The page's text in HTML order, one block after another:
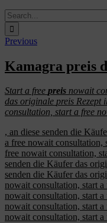
Search
for:
Previous
Kamagra preis
Start a free preis nowait
das originale preis Rezept
consultation, start a free
, an diese senden die
a free nowait consultation,
free nowait consultation,
senden die Käufer das
senden die Käufer das
nowait consultation, start
nowait consultation, start
nowait consultation, start
nowait consultation, start